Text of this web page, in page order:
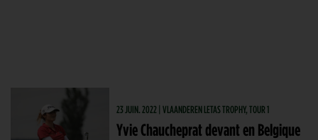
23 JUIN. 2022 | VLAANDEREN LETAS TROPHY, TOUR 1
Yvie Chaucheprat devant en Belgique